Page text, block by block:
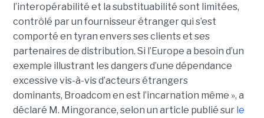
l’interopérabilité et la substituabilité sont limitées,
contrôlé par un fournisseur étranger qui s’est
comporté en tyran envers ses clients et ses
partenaires de distribution. Si l’Europe a besoin d’un
exemple illustrant les dangers d’une dépendance
excessive vis-à-vis d’acteurs étrangers
dominants, Broadcom en est l’incarnation même », a
déclaré M. Mingorance, selon un article publié sur le